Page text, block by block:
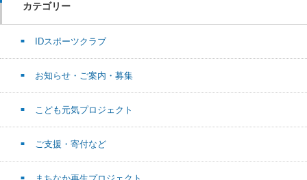
カテゴリー
IDスポーツクラブ
お知らせ・ご案内・募集
こども元気プロジェクト
ご支援・寄付など